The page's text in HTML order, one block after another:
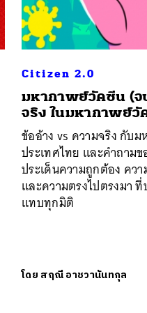
Citizen 2.0
มหากาพย์วัคซีน (จ
จริง ในมหากาพย์วั
ข้ออ้าง vs ความจริง กับ
ประเทศไทย และคำถาม
ประเด็นความถูกต้อง คว
และความตรงไปตรงมา
แทบทุกมิติ
โดย สฤณี อาชวานันทกุล